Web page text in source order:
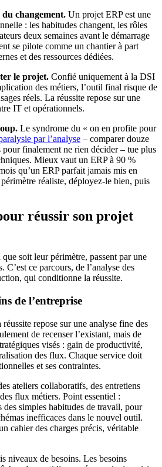
changement. Un projet ERP est une
: les habitudes changent, les rôles
deux semaines avant le démarrage
se pilote comme un chantier à part
et des ressources dédiées.
le projet. Confié uniquement à la DSI
des métiers, l’outil final risque de
réels. La réussite repose sur une
IT et opérationnels.
Le syndrome du « on en profite pour
par l’analyse – comparer douze
finalement ne rien décider – tue plus
Mieux vaut un ERP à 90 %
qu’un ERP parfait jamais mis en
réaliste, déployez-le bien, puis
réussir son projet
soit leur périmètre, passent par une
C’est ce parcours, de l’analyse des
qui conditionne la réussite.
de l’entreprise
repose sur une analyse fine des
de recenser l’existant, mais de
visés : gain de productivité,
des flux. Chaque service doit
et ses contraintes.
ateliers collaboratifs, des entretiens
flux métiers. Point essentiel :
des simples habitudes de travail, pour
inefficaces dans le nouvel outil.
cahier des charges précis, véritable
niveaux de besoins. Les besoins